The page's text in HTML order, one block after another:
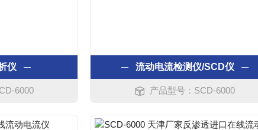
仪
6000
流动电流检测仪/SCD仪
产品型号：SCD-6000